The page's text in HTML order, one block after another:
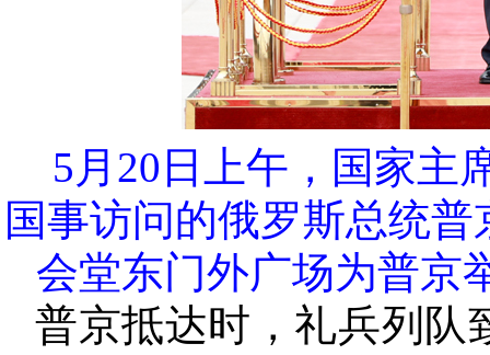
5月20日上午，国家主
国事访问的俄罗斯总统
会堂东门外广场为普京
普京抵达时，礼兵列队